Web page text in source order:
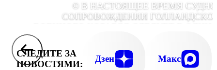
© В НАСТОЯЩЕЕ ВРЕМЯ
СОПРОВОЖДЕНИИ
СЛЕДИТЕ ЗА
НОВОСТЯМИ:
Дзен Макс